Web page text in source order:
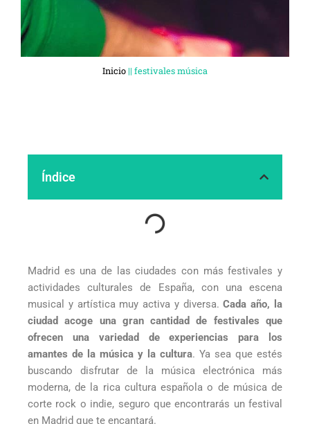
Inicio || festivales música
Índice
Madrid es una de las ciudades con más festivales y
actividades culturales de España, con una escena
musical y artística muy activa y diversa.Cada año, la
ciudad acoge una gran cantidad de festivales que
ofrecen una variedad de experiencias para los
amantes de la música y la cultura. Ya sea que estés
buscando disfrutar de la música electrónica más
moderna, de la rica cultura española o de música de
corte rock o indie, seguro que encontrarás un festival
en Madrid que te encantará.